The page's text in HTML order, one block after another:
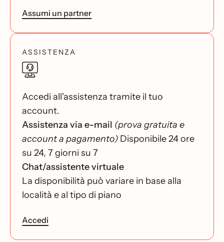
Assumi un partner
ASSISTENZA
Accedi all'assistenza tramite il tuo
account.
Assistenza via e-mail (prova gratuita e
account a pagamento) Disponibile 24 ore
su 24, 7 giorni su 7
Chat/assistente virtuale
La disponibilità può variare in base alla
località e al tipo di piano
Accedi